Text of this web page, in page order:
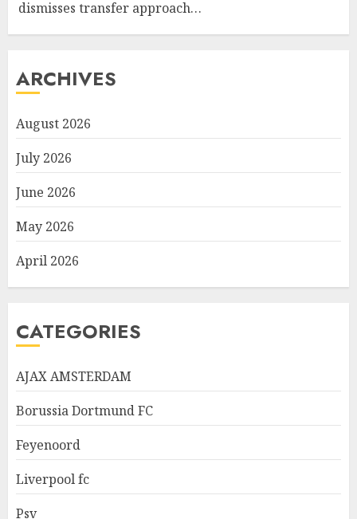
dismisses transfer approach…
ARCHIVES
August 2026
July 2026
June 2026
May 2026
April 2026
CATEGORIES
AJAX AMSTERDAM
Borussia Dortmund FC
Feyenoord
Liverpool fc
Psv